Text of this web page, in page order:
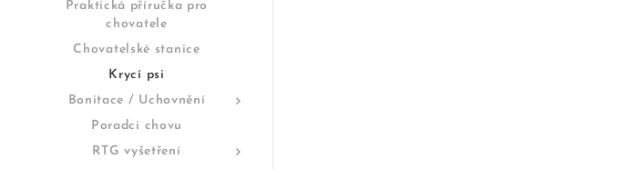
Praktická příručka pro
chovatele
Chovatelské stanice
Krycí psi
Bonitace / Uchovnění
Poradci chovu
RTG vyšetření